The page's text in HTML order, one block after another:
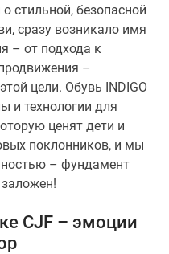
стильной, безопасной
сразу возникало имя
– от подхода к
–
цели. Обувь INDIGO
и технологии для
ценят дети и
поклонников, и мы
– фундамент
CJF – эмоции